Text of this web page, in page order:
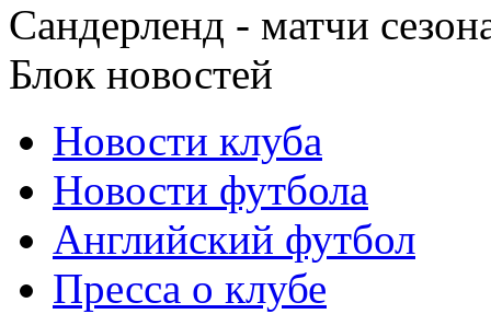
Сандерленд - матчи
Блок новостей
Новости клуба
Новости футбола
Английский футбол
Пресса о клубе